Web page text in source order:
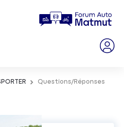
Questions/Réponses